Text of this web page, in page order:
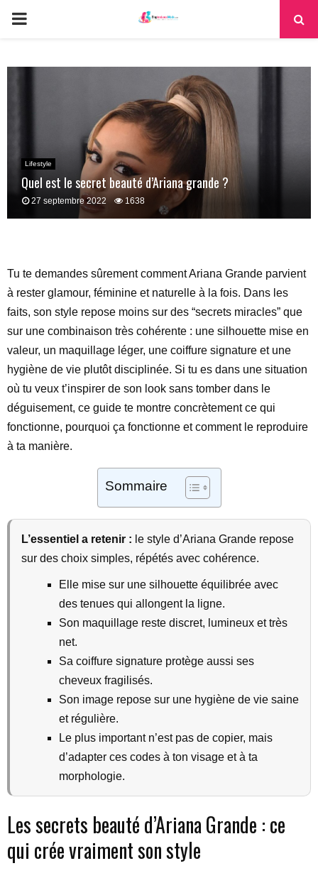
PRIMARY
Lifestyle
Quel est le secret beauté d’Ariana grande ?
27 septembre 2022 1638
Tu te demandes sûrement comment Ariana Grande parvient
à rester glamour, féminine et naturelle à la fois. Dans les
faits, son style repose moins sur des “secrets miracles” que
sur une combinaison très cohérente : une silhouette mise en
valeur, un maquillage léger, une coiffure signature et une
hygiène de vie plutôt disciplinée. Si tu es dans une situation
où tu veux t’inspirer de son look sans tomber dans le
déguisement, ce guide te montre concrètement ce qui
fonctionne, pourquoi ça fonctionne et comment le reproduire
à ta manière.
Sommaire
L’essentiel a retenir : le style d’Ariana Grande repose
sur des choix simples, répétés avec cohérence.
Elle mise sur une silhouette équilibrée avec
des tenues qui allongent la ligne.
Son maquillage reste discret, lumineux et très
net.
Sa coiffure signature protège aussi ses
cheveux fragilisés.
Son image repose sur une hygiène de vie saine
et régulière.
Le plus important n’est pas de copier, mais
d’adapter ces codes à ton visage et à ta
morphologie.
Les secrets beauté d’Ariana Grande : ce
qui crée vraiment son style